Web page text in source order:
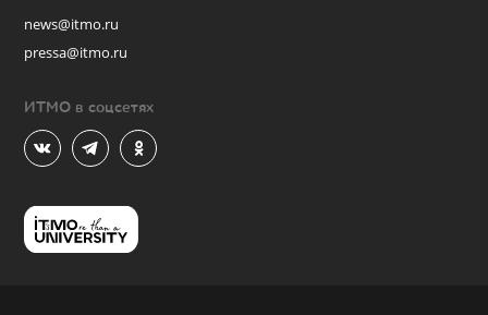
news@itmo.ru
pressa@itmo.ru
ИТМО в соцсетях